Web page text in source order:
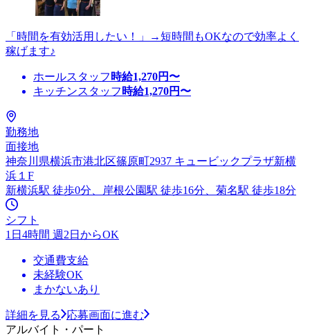
「時間を有効活用したい！」→短時間もOKなので効率よく
稼げます♪
ホールスタッフ 時給1,270円〜
キッチンスタッフ 時給1,270円〜
勤務地
面接地
神奈川県横浜市港北区篠原町2937 キュービックプラザ新横
浜１F
新横浜駅 徒歩0分、岸根公園駅 徒歩16分、菊名駅 徒歩18分
シフト
1日4時間 週2日からOK
交通費支給
未経験OK
まかないあり
詳細を見る
応募画面に進む
アルバイト・パート